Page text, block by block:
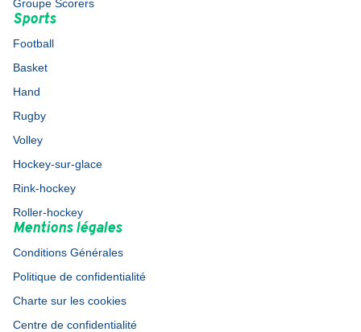
Groupe Scorers
Sports
Football
Basket
Hand
Rugby
Volley
Hockey-sur-glace
Rink-hockey
Roller-hockey
Mentions légales
Conditions Générales
Politique de confidentialité
Charte sur les cookies
Centre de confidentialité